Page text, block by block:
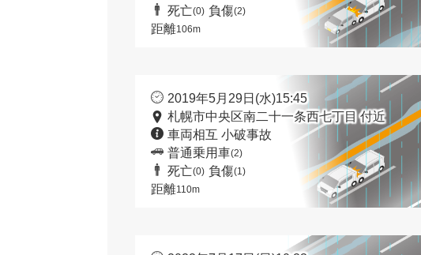
死亡(0) 負傷(2)
距離106m
2019年5月29日(水)15:45
札幌市中央区南二十一条西七丁目 付近
車両相互 小破事故
普通乗用車(2)
死亡(0) 負傷(1)
距離110m